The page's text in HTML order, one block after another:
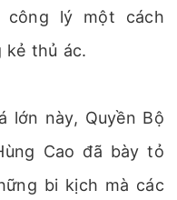
lý một cách
kẻ thủ ác.
lớn này, Quyền Bộ
Cao đã bày tỏ
bi kịch mà các